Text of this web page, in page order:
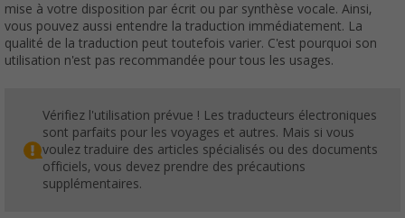
mise à votre disposition par écrit ou par synthèse vocale. Ainsi,
vous pouvez aussi entendre la traduction immédiatement. La
qualité de la traduction peut toutefois varier. C'est pourquoi son
utilisation n'est pas recommandée pour tous les usages.
Vérifiez l'utilisation prévue ! Les traducteurs électroniques
sont parfaits pour les voyages et autres. Mais si vous
voulez traduire des articles spécialisés ou des documents
officiels, vous devez prendre des précautions
supplémentaires.